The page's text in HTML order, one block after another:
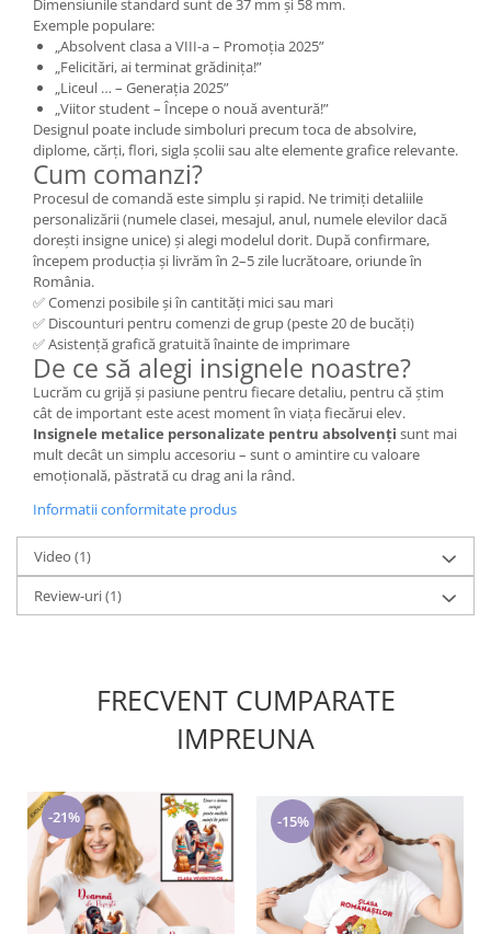
Dimensiunile standard sunt de 37 mm și 58 mm.
Exemple populare:
„Absolvent clasa a VIII-a – Promoția 2025”
„Felicitări, ai terminat grădinița!”
„Liceul … – Generația 2025”
„Viitor student – Începe o nouă aventură!”
Designul poate include simboluri precum toca de absolvire,
diplome, cărți, flori, sigla școlii sau alte elemente grafice relevante.
Cum comanzi?
Procesul de comandă este simplu și rapid. Ne trimiți detaliile
personalizării (numele clasei, mesajul, anul, numele elevilor dacă
dorești insigne unice) și alegi modelul dorit. După confirmare,
începem producția și livrăm în 2–5 zile lucrătoare, oriunde în
România.
✅ Comenzi posibile și în cantități mici sau mari
✅ Discounturi pentru comenzi de grup (peste 20 de bucăți)
✅ Asistență grafică gratuită înainte de imprimare
De ce să alegi insignele noastre?
Lucrăm cu grijă și pasiune pentru fiecare detaliu, pentru că știm
cât de important este acest moment în viața fiecărui elev.
Insignele metalice personalizate pentru absolvenți sunt mai
mult decât un simplu accesoriu – sunt o amintire cu valoare
emoțională, păstrată cu drag ani la rând.
Informatii conformitate produs
Video (1)
Review-uri(1)
FRECVENT CUMPARATE
IMPREUNA
-21% -15%